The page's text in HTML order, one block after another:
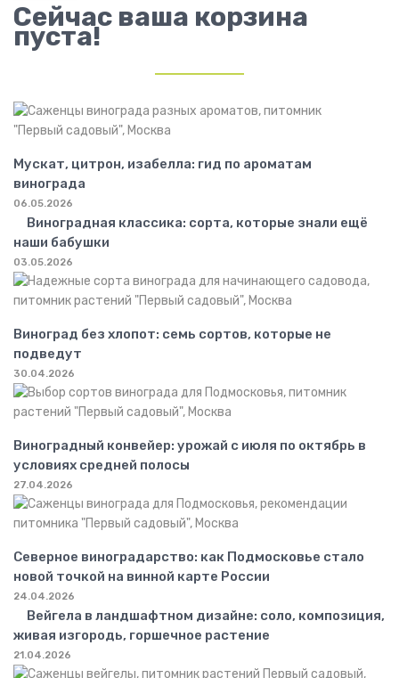
Сейчас ваша корзина
пуста!
Мускат, цитрон, изабелла: гид по ароматам
винограда
06.05.2026
Виноградная классика: сорта, которые знали ещё
наши бабушки
03.05.2026
Виноград без хлопот: семь сортов, которые не
подведут
30.04.2026
Виноградный конвейер: урожай с июля по октябрь в
условиях средней полосы
27.04.2026
Северное виноградарство: как Подмосковье стало
новой точкой на винной карте России
24.04.2026
Вейгела в ландшафтном дизайне: соло, композиция,
живая изгородь, горшечное растение
21.04.2026